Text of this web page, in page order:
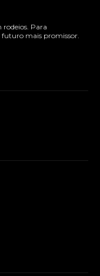
rodeios. Para
mais promissor.